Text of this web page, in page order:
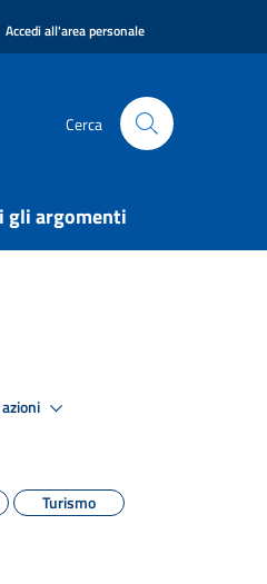
Accedi all'area personale
Cerca
gli argomenti
Turismo